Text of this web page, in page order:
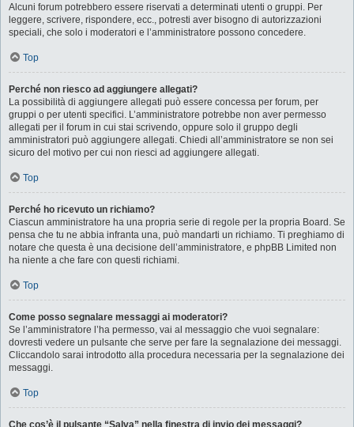
Alcuni forum potrebbero essere riservati a determinati utenti o gruppi. Per
leggere, scrivere, rispondere, ecc., potresti aver bisogno di autorizzazioni
speciali, che solo i moderatori e l’amministratore possono concedere.
Top
Perché non riesco ad aggiungere allegati?
La possibilità di aggiungere allegati può essere concessa per forum, per
gruppi o per utenti specifici. L’amministratore potrebbe non aver permesso
allegati per il forum in cui stai scrivendo, oppure solo il gruppo degli
amministratori può aggiungere allegati. Chiedi all’amministratore se non sei
sicuro del motivo per cui non riesci ad aggiungere allegati.
Top
Perché ho ricevuto un richiamo?
Ciascun amministratore ha una propria serie di regole per la propria Board. Se
pensa che tu ne abbia infranta una, può mandarti un richiamo. Ti preghiamo di
notare che questa è una decisione dell’amministratore, e phpBB Limited non
ha niente a che fare con questi richiami.
Top
Come posso segnalare messaggi ai moderatori?
Se l’amministratore l’ha permesso, vai al messaggio che vuoi segnalare:
dovresti vedere un pulsante che serve per fare la segnalazione dei messaggi.
Cliccandolo sarai introdotto alla procedura necessaria per la segnalazione dei
messaggi.
Top
Che cos’è il pulsante “Salva” nella finestra di invio dei messaggi?